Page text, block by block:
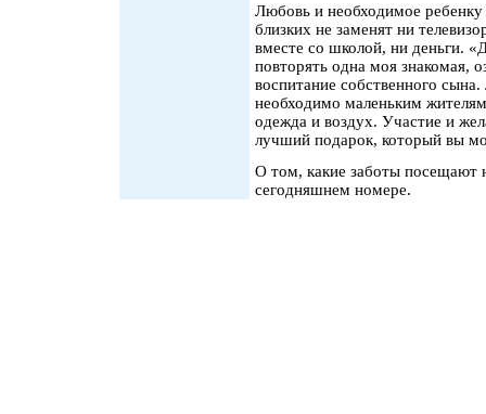
Любовь и необходимое ребенку
близких не заменят ни
вместе со школой, ни деньги.
повторять одна моя знакомая,
воспитание собственного
необходимо маленьким
одежда и воздух. Участие и
лучший подарок, который вы
О том, какие заботы посещают
сегодняшнем номере.